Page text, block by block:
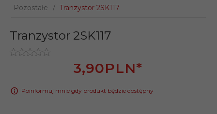
Pozostałe Tranzystor 2SK117
Tranzystor 2SK117
3,90PLN*
Poinformuj mnie gdy produkt będzie dostępny